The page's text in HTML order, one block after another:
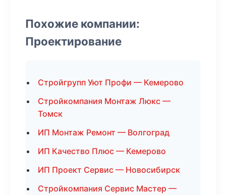
Похожие компании:
Проектирование
Стройгрупп Уют Профи — Кемерово
Стройкомпания Монтаж Люкс —
Томск
ИП Монтаж Ремонт — Волгоград
ИП Качество Плюс — Кемерово
ИП Проект Сервис — Новосибирск
Стройкомпания Сервис Мастер —